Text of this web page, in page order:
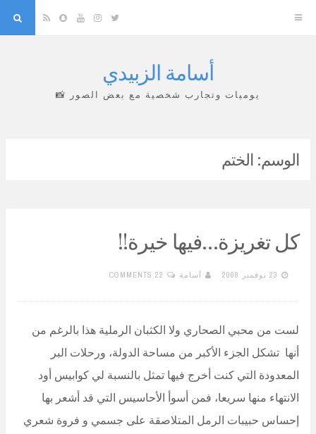
Twitter
Instagram
YouTube
Snapchat
RSS
أسامة الزبيدي
يوميات وتجارب شخصية مع بعض الصور 📸
الوسم: الختم
كل تغريزة…فيها خيرة!!
23 نوفمبر 2008 أسامة 22 COMMENTS
لست من محبي الصحاري ولا الكثبان الرملية هذا بالرغم من
أنها تشكل الجزء الأكبر من مساحة الدولة، ورحلات البر
المعدودة التي كنت أخرج فيها تمثل بالنسبة لي كوابيس أود
الانتهاء منها سريعا، فمن أسوأ الأحاسيس التي قد أشعر بها
إحساس حبيبات الرمل المتلاصقة على جسمي و فروة شعري